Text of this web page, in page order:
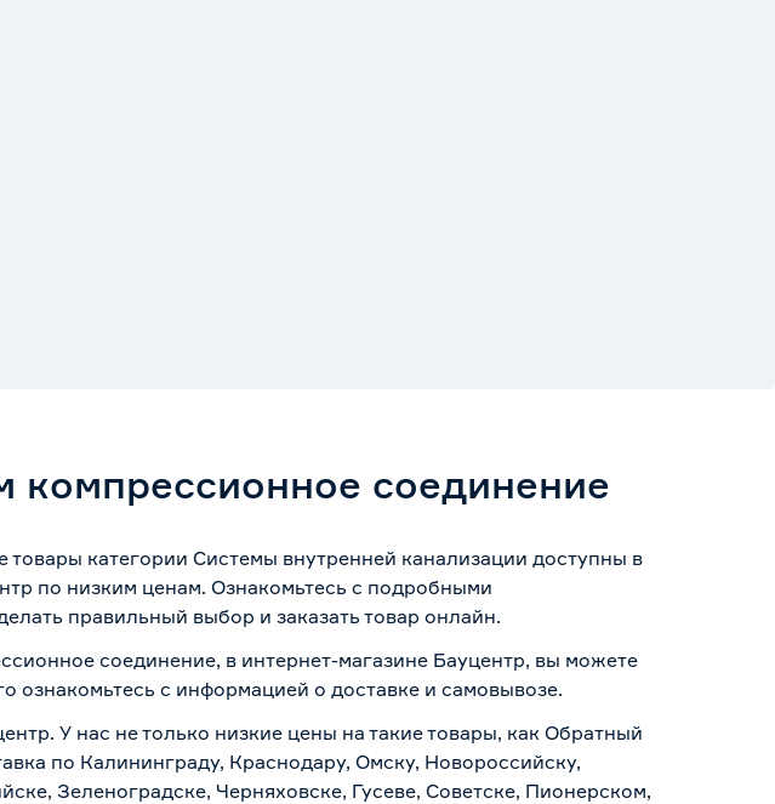
соединение
категории Системы внутренней канализации доступны в
по низким ценам. Ознакомьтесь с подробными
правильный выбор и заказать товар онлайн.
соединение, в интернет-магазине Бауцентр, вы можете
ознакомьтесь с информацией о доставке и самовывозе.
У нас не только низкие цены на такие товары, как Обратный
по Калининграду, Краснодару, Омску, Новороссийску,
Зеленоградске, Черняховске, Гусеве, Советске, Пионерском,